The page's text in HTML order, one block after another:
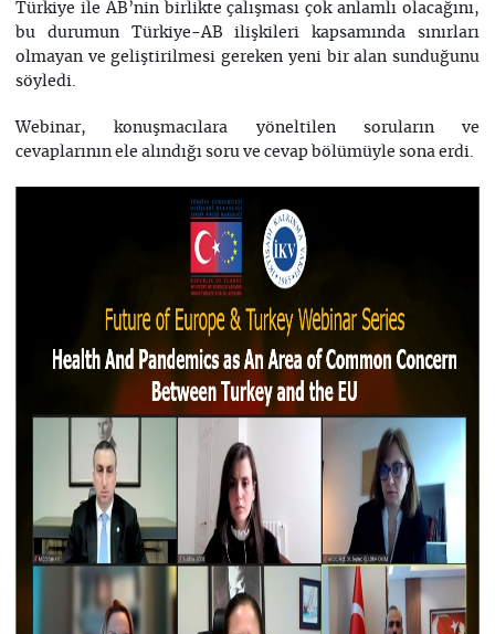
Türkiye ile AB’nin birlikte çalışması çok anlamlı olacağını,
bu durumun Türkiye-AB ilişkileri kapsamında sınırları
olmayan ve geliştirilmesi gereken yeni bir alan sunduğunu
söyledi.
Webinar, konuşmacılara yöneltilen soruların ve
cevaplarının ele alındığı soru ve cevap bölümüyle sona erdi.